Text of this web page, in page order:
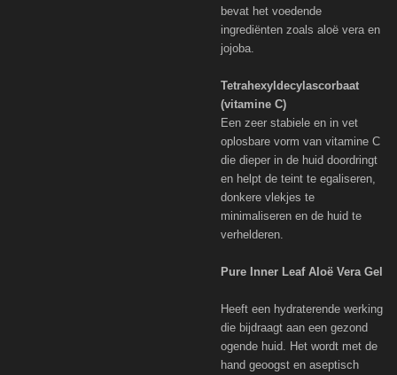
bevat het voedende
ingrediënten zoals aloë vera en
jojoba.
Tetrahexyldecylascorbaat
(vitamine C)
Een zeer stabiele en in vet
oplosbare vorm van vitamine C
die dieper in de huid doordringt
en helpt de teint te egaliseren,
donkere vlekjes te
minimaliseren en de huid te
verhelderen.
Pure Inner Leaf Aloë Vera Gel
Heeft een hydraterende werking
die bijdraagt aan een gezond
ogende huid. Het wordt met de
hand geoogst en aseptisch